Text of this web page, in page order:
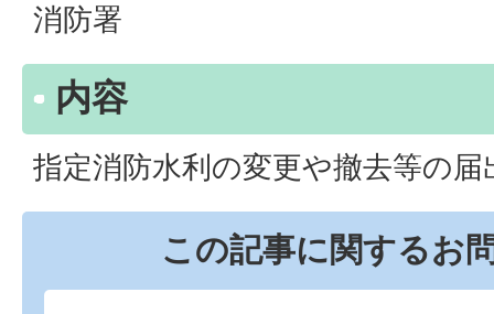
消防署
内容
指定消防水利の変更や撤去等の届
この記事に関するお